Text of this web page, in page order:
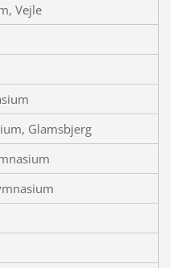
Vejle
Glamsbjerg